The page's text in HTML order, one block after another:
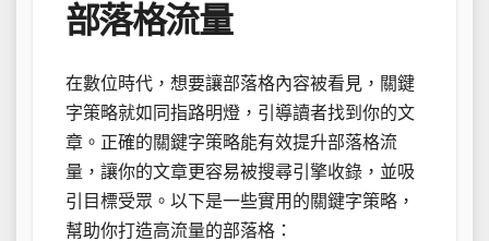
部落格流量
在數位時代，想要讓部落格內容被看見，關鍵
字策略就如同指路明燈，引導讀者找到你的文
章。正確的關鍵字策略能有效提升部落格流
量，讓你的文章更容易被搜尋引擎收錄，並吸
引目標受眾。以下是一些實用的關鍵字策略，
幫助你打造高流量的部落格：